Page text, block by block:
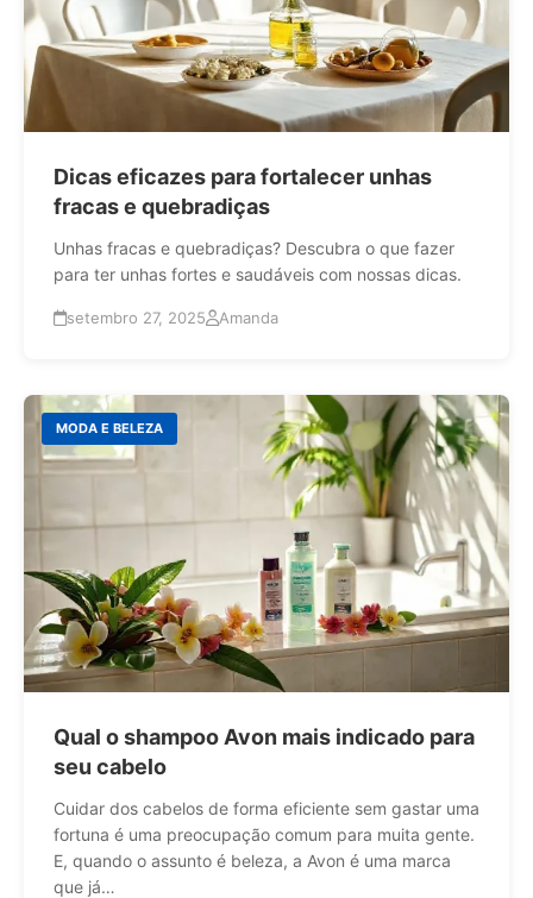
Dicas eficazes para fortalecer unhas
fracas e quebradiças
Unhas fracas e quebradiças? Descubra o que fazer
para ter unhas fortes e saudáveis com nossas dicas.
setembro 27, 2025 Amanda
MODA E BELEZA
Qual o shampoo Avon mais indicado para
seu cabelo
Cuidar dos cabelos de forma eficiente sem gastar uma
fortuna é uma preocupação comum para muita gente.
E, quando o assunto é beleza, a Avon é uma marca
que já…